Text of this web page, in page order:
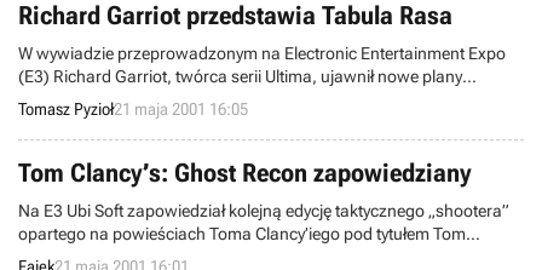
Richard Garriot przedstawia Tabula Rasa
W wywiadzie przeprowadzonym na Electronic Entertainment Expo
(E3) Richard Garriot, twórca serii Ultima, ujawnił nowe plany
dotyczące ambitnego projektu gry massively multiplayer online.
Roboczy tytuł gry brzmi Tabula Rasa (łac. czysta karta), co sugeruje
rozpoczęcie całkowicie nowego rozdziału w branży gier przez
obecny zespół Garriota – Destination Games.
Tomasz Pyzioł21 maja 2001 16:05
Tom Clancy’s: Ghost Recon zapowiedziany
Na E3 Ubi Soft zapowiedział kolejną edycję taktycznego „shootera”
opartego na powieściach Toma Clancy’iego pod tytułem Tom
Clancy’s: Ghost Recon.